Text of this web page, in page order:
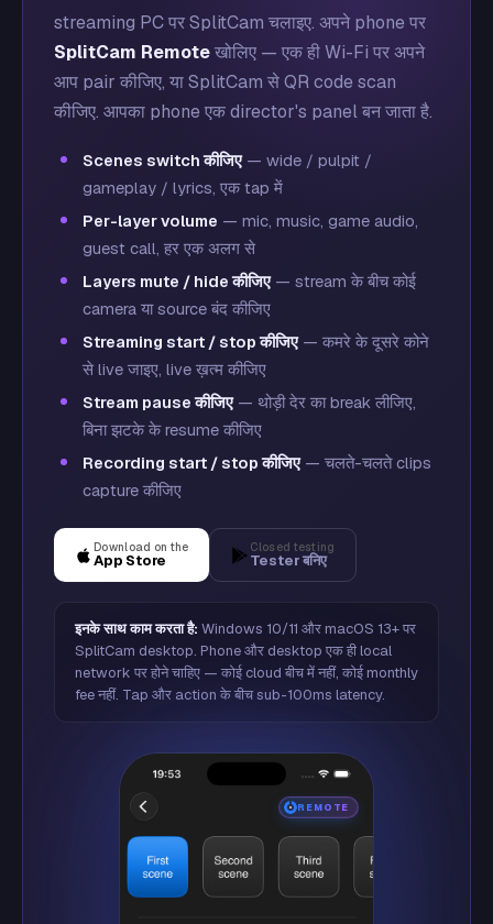
streaming PC पर SplitCam चलाइए. अपने phone पर
SplitCam Remoteखोलिए — एक ही Wi-Fi पर अपने
आप pair कीजिए, या SplitCam से QR code scan
कीजिए. आपका phone एक director's panel बन जाता है.
Scenes switch कीजिए— wide / pulpit /
gameplay / lyrics, एक tap में
Per-layer volume — mic, music, game audio,
guest call, हर एक अलग से
Layers mute / hide कीजिए— stream के बीच कोई
camera या source बंद कीजिए
Streaming start / stop कीजिए— कमरे के दूसरे कोने
से live जाइए, live ख़त्म कीजिए
Stream pause कीजिए— थोड़ी देर का break लीजिए,
बिना झटके के resume कीजिए
Recording start / stop कीजिए— चलते-चलते clips
capture कीजिए
Download on the
App Store
Closed testing
Tester बनिए
इनके साथ काम करता है: Windows 10/11 और macOS 13+ पर
SplitCam desktop. Phone और desktop एक ही local
network पर होने चाहिए — कोई cloud बीच में नहीं, कोई monthly
fee नहीं. Tap और action के बीच sub-100ms latency.
REMOTE